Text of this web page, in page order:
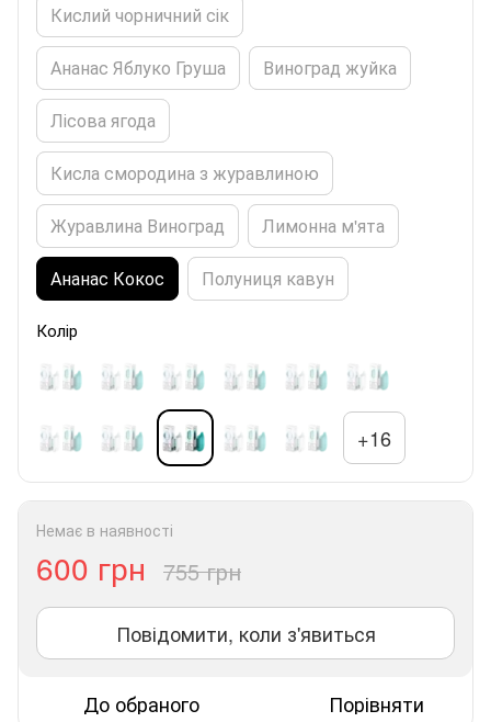
Кислий чорничний сік
Ананас Яблуко Груша Виноград жуйка
Лісова ягода
Кисла смородина з журавлиною
Журавлина Виноград Лимонна м'ята
Ананас Кокос Полуниця кавун
Колір
+16
Немає в наявності
600 грн 755 грн
Повідомити, коли з'явиться
До обраного Порівняти